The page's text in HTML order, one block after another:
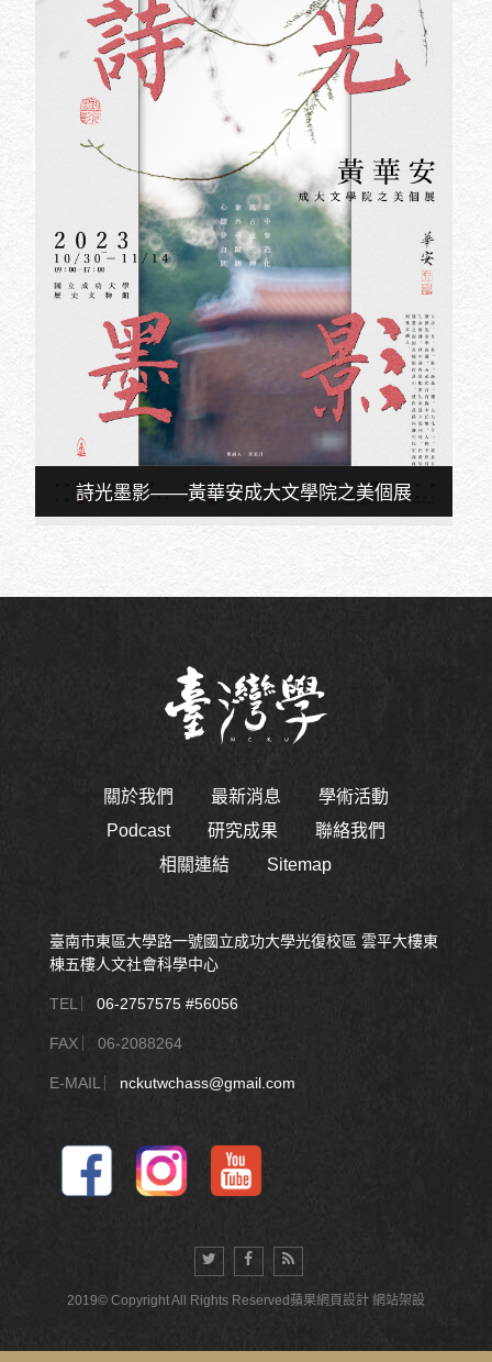
詩光墨影——黃華安成大文學院之美個展
關於我們 最新消息
學術活動
Podcast
研究成果
聯絡我們
相關連結
Sitemap
臺南市東區大學路一號國立成功大學光復校區 雲平大樓東
棟五樓人文社會科學中心
TEL ︳ 06-2757575 #56056
FAX ︳06-2088264
E-MAIL ︳ nckutwchass@gmail.com
2019© Copyright All Rights Reserved蘋果網頁設計 網站架設